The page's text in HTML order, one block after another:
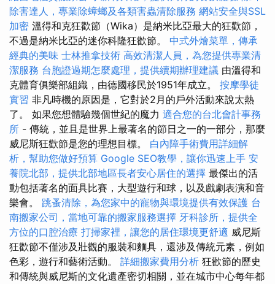
除害達人，專業除蟑螂及各類害蟲清除服務 網站安全與SSL
加密 溫得和克狂歡節（Wika）是納米比亞最大的狂歡節，
不過是納米比亞的迷你科隆狂歡節。 中式外燴菜單，傳承
經典的美味 士林推拿技術 高效清潔人員，為您提供專業清
潔服務 台胞證過期怎麼處理，提供續期辦理建議 由溫得和
克體育俱樂部組織，由德國移民於1951年成立。 按摩學徒
實習 非凡時機的原因是，它對於2月的戶外活動來說太熱
了。 如果您想體驗幾個世紀的魔力 適合您的台北會計事務
所 - 傳統，並且是世界上最著名的節日之一的一部分，那麼
威尼斯狂歡節是您的理想目標。 白內障手術費用詳細解
析，幫助您做好預算 Google SEO教學，讓你迅速上手 安
養院北部，提供北部地區長者安心居住的選擇 最傑出的活
動包括著名的面具比賽，大型遊行和球，以及戲劇表演和音
樂會。 跳蚤清除，為您家中的寵物與環境提供有效保護 台
南搬家公司，當地可靠的搬家服務選擇 牙科診所，提供全
方位的口腔治療 打掃家裡，讓您的居住環境更舒適 威尼斯
狂歡節不僅涉及壯觀的服裝和麵具，還涉及傳統元素，例如
色彩，遊行和藝術活動。 詳細搬家費用分析 狂歡節的歷史
和傳統與威尼斯的文化遺產密切相關，並在城市中心每年都